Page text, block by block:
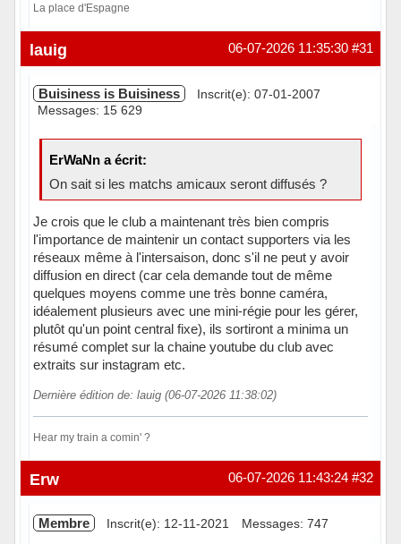
La place d'Espagne
Hors ligne #31
06-07-2026 11:35:30
lauig
Buisiness is Buisiness
Inscrit(e): 07-01-2007
Messages: 15 629
ErWaNn a écrit:
On sait si les matchs amicaux seront diffusés ?
Je crois que le club a maintenant très bien compris
l'importance de maintenir un contact supporters via les
réseaux même à l'intersaison, donc s'il ne peut y avoir
diffusion en direct (car cela demande tout de même
quelques moyens comme une très bonne caméra,
idéalement plusieurs avec une mini-régie pour les gérer,
plutôt qu'un point central fixe), ils sortiront a minima un
résumé complet sur la chaine youtube du club avec
extraits sur instagram etc.
Dernière édition de: lauig (06-07-2026 11:38:02)
Hear my train a comin' ?
Hors ligne #32
06-07-2026 11:43:24
Erw
Membre Inscrit(e): 12-11-2021 Messages: 747